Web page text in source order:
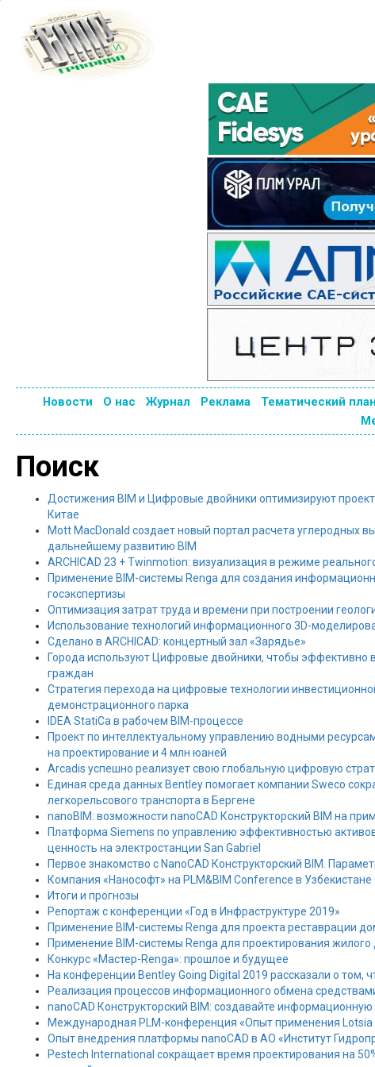
Новости О нас Журнал Реклама Тематический план
Поиск
Достижения BIM и Цифровые двойники оптимизируют
Китае
Mott MacDonald создает новый портал расчета углеродных
дальнейшему развитию BIM
ARCHICAD 23 + Twinmotion: визуализация в режиме
Применение BIM-системы Renga для создания
госэкспертизы
Оптимизация затрат труда и времени при построении
Использование технологий информационного 3D-
Сделано в ARCHICAD: концертный зал «Зарядье»
Города используют Цифровые двойники, чтобы эффективно
граждан
Стратегия перехода на цифровые технологии
демонстрационного парка
IDEA StatiCa в рабочем BIM-процессе
Проект по интеллектуальному управлению водными
на проектирование и 4 млн юаней
Arcadis успешно реализует свою глобальную цифровую
Единая среда данных Bentley помогает компании Sweco
легкорельсового транспорта в Бергене
nanoBIM: возможности nanoCAD Конструкторский BIM на
Платформа Siemens по управлению эффективностью
ценность на электростанции San Gabriel
Первое знакомство с NanoCAD Конструкторский BIM.
Компания «Нанософт» на PLM&BIM Conference в Узбекистане
Итоги и прогнозы
Репортаж с конференции «Год в Инфраструктуре 2019»
Применение BIM-системы Renga для проекта реставрации
Применение BIM-системы Renga для проектирования
Конкурс «Мастер-Renga»: прошлое и будущее
На конференции Bentley Going Digital 2019 рассказали о том,
Реализация процессов информационного обмена
nanoCAD Конструкторский BIM: создавайте
Международная PLM-конференция «Опыт применения Lotsia
Опыт внедрения платформы nanoCAD в АО «Институт
Pestech International сокращает время проектирования на